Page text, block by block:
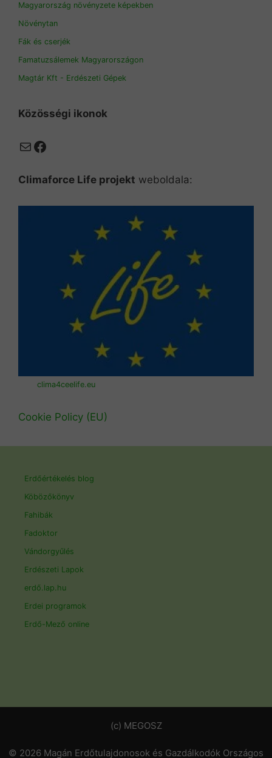
Magyarország növényzete képekben
Növénytan
Fák és cserjék
Famatuzsálemek Magyarországon
Magtár Kft - Erdészeti Gépek
Közösségi ikonok
MailFacebook
Climaforce Life projekt weboldala:
clima4ceelife.eu
Cookie Policy (EU)
Erdőértékelés blog
Köbözőkönyv
Fahibák
Fadoktor
Vándorgyűlés
Erdészeti Lapok
erdő.lap.hu
Erdei programok
Erdő-Mező online
(c) MEGOSZ
© 2026 Magán Erdőtulajdonosok és Gazdálkodók Országos